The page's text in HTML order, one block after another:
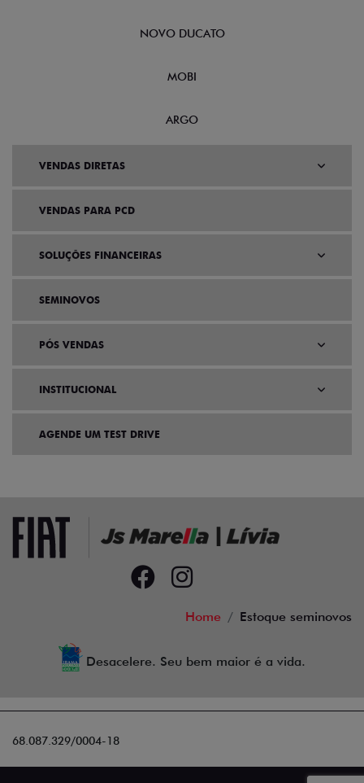
NOVO DUCATO
MOBI
ARGO
VENDAS DIRETAS
VENDAS PARA PCD
SOLUÇÕES FINANCEIRAS
SEMINOVOS
PÓS VENDAS
INSTITUCIONAL
AGENDE UM TEST DRIVE
Home Estoque seminovos
Desacelere. Seu bem maior é a vida.
68.087.329/0004-18